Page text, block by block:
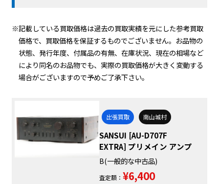
※記載している買取価格は過去の買取実績を元にした参考買取
価格で、買取価格を保証するものでございません。お品物の
状態、発行年度、付属品の有無、在庫状況、現在の相場など
により同名のお品物でも、実際の買取価格が大きく変動する
場合がございますので予めご了承下さい。
出張買取 南山城村
SANSUI [AU-D707F
EXTRA] プリメイン アンプ
B(一般的な中古品)
査定額： ¥6,400